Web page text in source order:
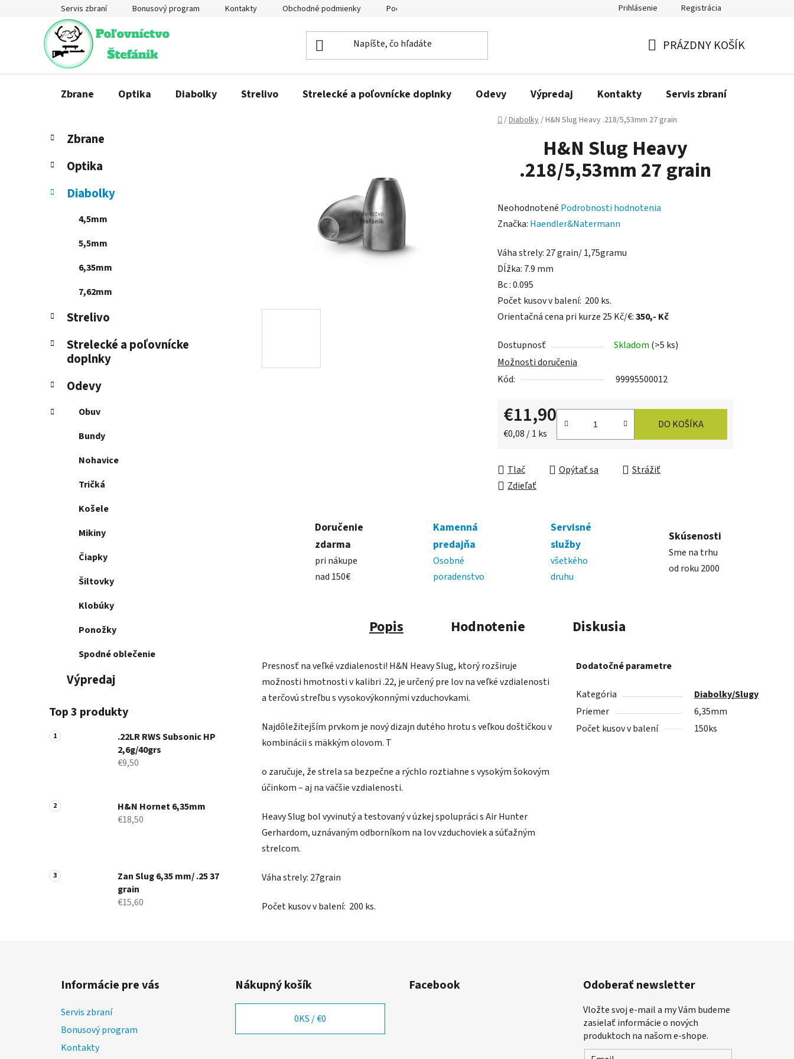
Servis zbraní Bonusový program Kontakty Obchodné podmienky Podmienky ochrany osobných údajov Prihlásenie Registrácia
KOŠÍK
PRÁZDNY KOŠÍK
Zbrane Optika Diabolky Strelivo Strelecké a poľovnícke doplnky Odevy Výpredaj Kontakty Servis zbraní
Domov
/Diabolky/H&N Slug Heavy .218/5,53mm 27 grain
B
č
ý
Preskočiť
kategórie
K
a
t
e
ó
Zbrane
Optika
Diabolky
4,5mm
5,5mm
6,35mm
7,62mm
Strelivo
Strelecké a poľovnícke
doplnky
Odevy
Obuv
Bundy
Nohavice
Tričká
Košele
Mikiny
Čiapky
Šiltovky
Klobúky
Ponožky
Spodné oblečenie
Výpredaj
Top 3 produkty
.22LR RWS Subsonic HP
2,6g/40grs
€9,50
H&N Hornet 6,35mm
€18,50
Zan Slug 6,35 mm/ .25 37
grain
€15,60
H&N Slug Heavy
.218/5,53mm 27 grain
Priemerné
hodnotenie
je
0,0
z
5
hviezdičiek.
Neohodnotené Podrobnosti hodnotenia
Značka: Haendler&Natermann
Váha strely: 27 grain/ 1,75gramu
Dĺžka: 7.9 mm
Bc : 0.095
Počet kusov v balení: 200 ks.
Orientačná cena pri kurze 25 Kč/€:350,- Kč
Dostupnosť Skladom (>5 ks)
Možnosti doručenia
Kód:
99995500012
€11,90
Jednotková cena:
€0,08 / 1 ks
DO KOŠÍKA
Tlač Opýtať sa
Strážiť
Zdieľať
Doručenie
zdarma
pri nákupe
nad 150€
Kamenná
predajňa
Osobné
poradenstvo
Servisné
služby
všetkého
druhu
Skúsenosti
Sme na trhu
od roku 2000
Popis Hodnotenie Diskusia
Presnosť na veľké vzdialenosti! H&N Heavy Slug, ktorý rozširuje
možnosti hmotnosti v kalibri .22, je určený pre lov na veľké vzdialenosti
a terčovú streľbu s vysokovýkonnými vzduchovkami.
Najdôležitejším prvkom je nový dizajn dutého hrotu s veľkou doštičkou v
kombinácii s mäkkým olovom. T
o zaručuje, že strela sa bezpečne a rýchlo roztiahne s vysokým šokovým
účinkom – aj na väčšie vzdialenosti.
Heavy Slug bol vyvinutý a testovaný v úzkej spolupráci s Air Hunter
Gerhardom, uznávaným odborníkom na lov vzduchoviek a súťažným
strelcom.
Váha strely: 27grain
Počet kusov v balení: 200 ks.
Dodatočné parametre
Kategória
Diabolky/Slugy
Priemer
6,35mm
Počet kusov v balení
150ks
Informácie pre vás
Servis zbraní
Bonusový program
Kontakty
Nákupný košík
0KS /€0
Facebook Odoberať newsletter
Vložte svoj e-mail a my Vám budeme
zasielať informácie o nových
produktoch na našom e-shope.